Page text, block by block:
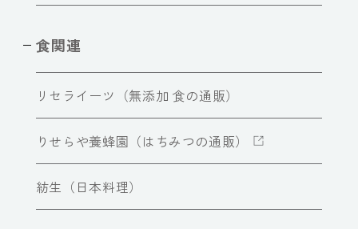
食関連
リセライーツ（無添加 食の通販）
りせらや養蜂園（はちみつの通販）
紡生（日本料理）